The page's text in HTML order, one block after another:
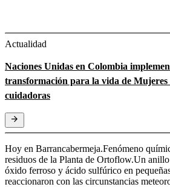
Actualidad
Naciones Unidas en Colombia
transformación para la vida de Mujeres
cuidadoras
Hoy en Barrancabermeja.Fenómeno
residuos de la Planta de Ortoflow.Un
óxido ferroso y ácido sulfúrico en
reaccionaron con las circunstancias